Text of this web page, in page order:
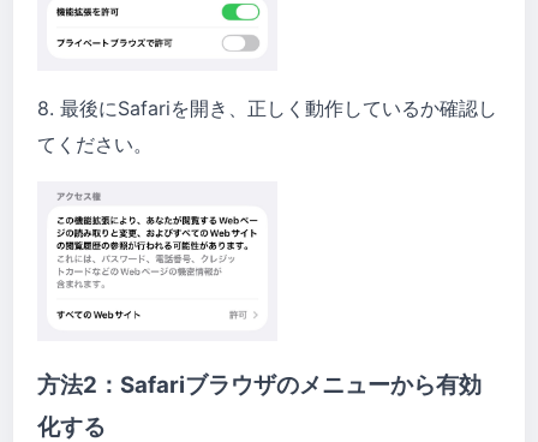
8. 最後にSafariを開き、正しく動作しているか確認し
てください。
方法2：Safariブラウザのメニューから有効
化する